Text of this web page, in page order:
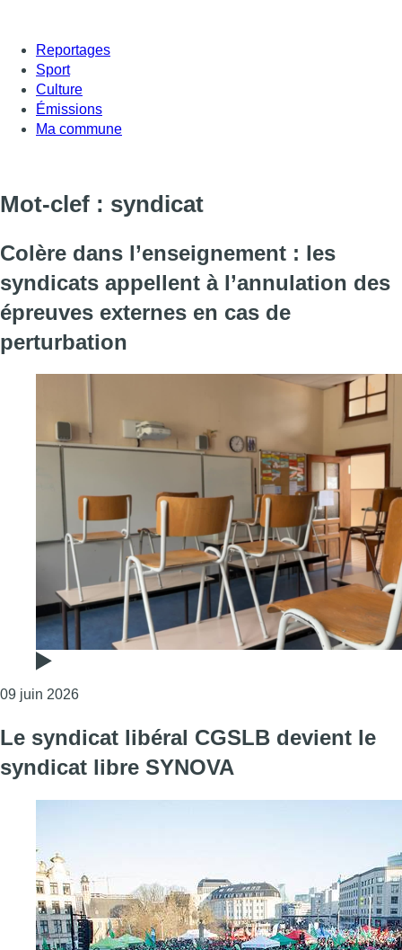
Reportages
Sport
Culture
Émissions
Ma commune
Mot-clef : syndicat
Colère dans l’enseignement : les
syndicats appellent à l’annulation des
épreuves externes en cas de
perturbation
09 juin 2026Consulter l'article "Colère dans l’enseignement :
Le syndicat libéral CGSLB devient le
syndicat libre SYNOVA